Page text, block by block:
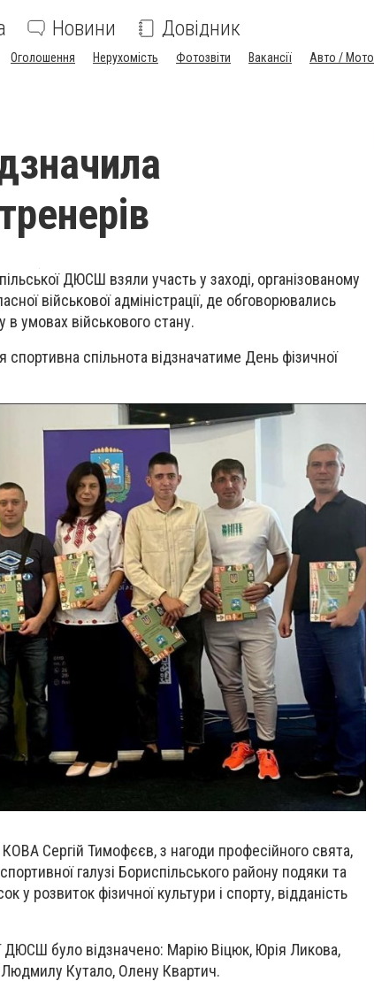
Новини Довідник
Оголошення Нерухомість Фотозвіти Вакансії Авто / Мото
ДЮСШ взяли участь у заході, організованому
військової адміністрації, де обговорювались
в умовах військового стану.
спільнота відзначатиме День фізичної
Сергій Тимофєєв, з нагоди професійного свята,
галузі Бориспільського району подяки та
у розвиток фізичної культури і спорту, відданість
ДЮСШ було відзначено: Марію Віцюк, Юрія Ликова,
Кутало, Олену Квартич.